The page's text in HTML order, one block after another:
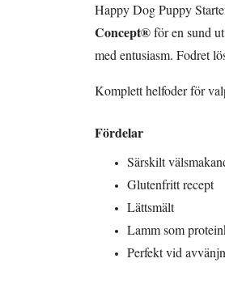
Happy Dog Puppy
Concept®för en sund
med entusiasm. Fodret
Komplett helfoder för
Fördelar
Särskilt
Glutenfritt recept
Lättsmält
Lamm som
Perfekt vid